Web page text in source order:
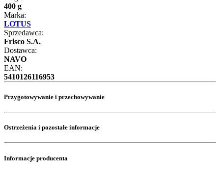
400 g
Marka:
LOTUS
Sprzedawca:
Frisco S.A.
Dostawca:
NAVO
EAN:
5410126116953
Przygotowywanie i przechowywanie
Ostrzeżenia i pozostałe informacje
Informacje producenta